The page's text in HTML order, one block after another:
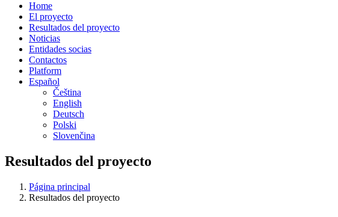
Home
El proyecto
Resultados del proyecto
Noticias
Entidades socias
Contactos
Platform
Español
Čeština
English
Deutsch
Polski
Slovenčina
Resultados del proyecto
Página principal
Resultados del proyecto